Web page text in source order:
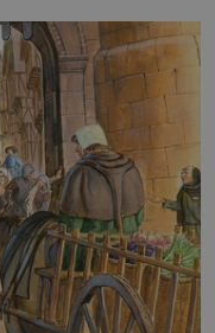
zemí a k tomu